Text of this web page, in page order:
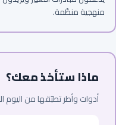
منهجية منظّمة.
ماذا ستأخذ معك؟
أدوات وأطر تطبّقها من اليوم